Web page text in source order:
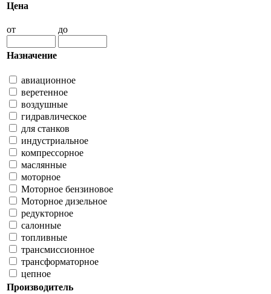
Цена
от до
Назначение
авиационное
веретенное
воздушные
гидравлическое
для станков
индустриальное
компрессорное
маслянные
моторное
Моторное бензиновое
Моторное дизельное
редукторное
салонные
топливные
трансмиссионное
трансформаторное
цепное
Производитель